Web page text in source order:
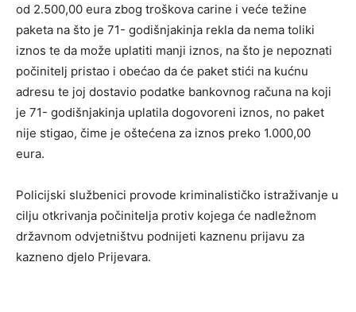
od 2.500,00 eura zbog troškova carine i veće težine
paketa na što je 71- godišnjakinja rekla da nema toliki
iznos te da može uplatiti manji iznos, na što je nepoznati
počinitelj pristao i obećao da će paket stići na kućnu
adresu te joj dostavio podatke bankovnog računa na koji
je 71- godišnjakinja uplatila dogovoreni iznos, no paket
nije stigao, čime je oštećena za iznos preko 1.000,00
eura.
Policijski službenici provode kriminalističko istraživanje u
cilju otkrivanja počinitelja protiv kojega će nadležnom
državnom odvjetništvu podnijeti kaznenu prijavu za
kazneno djelo Prijevara.